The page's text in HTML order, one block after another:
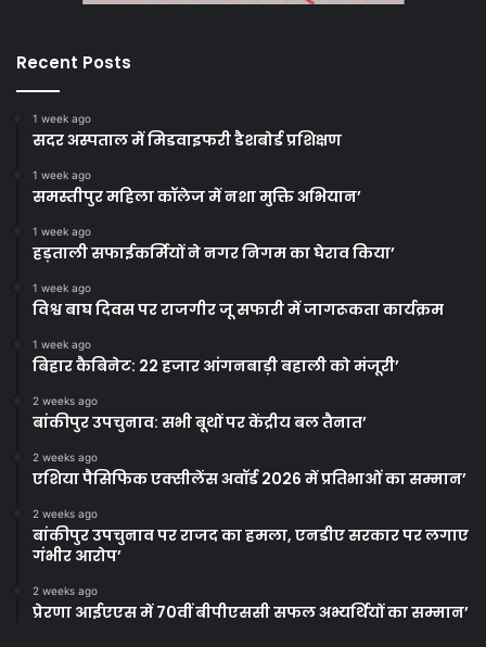
Recent Posts
1 week ago
सदर अस्पताल में मिडवाइफरी डैशबोर्ड प्रशिक्षण
1 week ago
समस्तीपुर महिला कॉलेज में नशा मुक्ति अभियान’
1 week ago
हड़ताली सफाईकर्मियों ने नगर निगम का घेराव किया’
1 week ago
विश्व बाघ दिवस पर राजगीर जू सफारी में जागरूकता कार्यक्रम
1 week ago
बिहार कैबिनेट: 22 हजार आंगनबाड़ी बहाली को मंजूरी’
2 weeks ago
बांकीपुर उपचुनाव: सभी बूथों पर केंद्रीय बल तैनात’
2 weeks ago
एशिया पैसिफिक एक्सीलेंस अवॉर्ड 2026 में प्रतिभाओं का सम्मान’
2 weeks ago
बांकीपुर उपचुनाव पर राजद का हमला, एनडीए सरकार पर लगाए
गंभीर आरोप’
2 weeks ago
प्रेरणा आईएएस में 70वीं बीपीएससी सफल अभ्यर्थियों का सम्मान’